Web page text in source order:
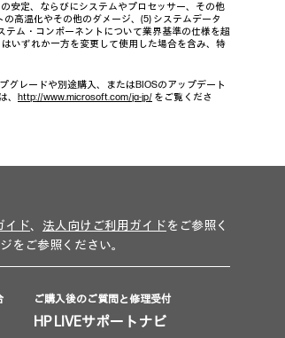
安定、ならびにシステムやプロセッサー、その他
高温化やその他のダメージ、(5) システムデータ
ム・コンポーネントについて業界基準の仕様を超
いずれか一方を変更して使用した場合を含み、特
グレードや別途購入、またはBIOSのアップデート
、 http://www.microsoft.com/ja-jp/ をご覧くださ
イド、 法人向けご利用ガイドをご参照く
をご参照ください。
ご購入後のご質問と修理受付
HP LIVEサポートナビ